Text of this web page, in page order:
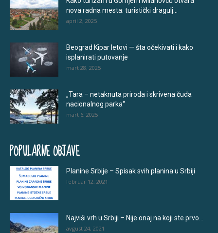
nova radna mesta: turistički dragulj...
april 2, 2025
Beograd Kipar letovi — šta očekivati i kako
isplanirati putovanje
mart 28, 2025
„Tara – netaknuta priroda i skrivena čuda
nacionalnog parka“
mart 6, 2025
POPULARNE OBJAVE
Planine Srbije – Spisak svih planina u Srbiji
februar 12, 2021
Najviši vrh u Srbiji – Nije onaj na koji ste prvo...
avgust 24, 2021